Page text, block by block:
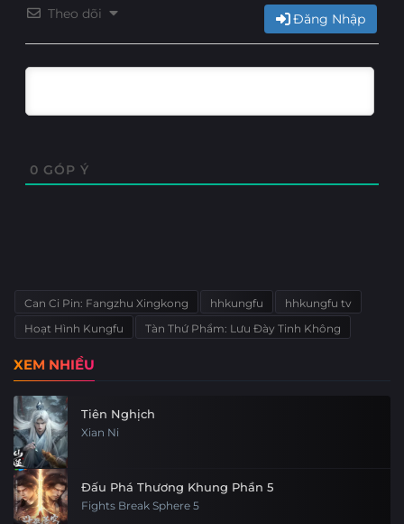
Theo dõi Đăng Nhập
0 GÓP Ý
Can Ci Pin: Fangzhu Xingkong hhkungfu
hhkungfu tv
Hoạt Hình Kungfu
Tàn Thứ Phẩm: Lưu Đày Tinh Không
XEM NHIỀU
Tiên Nghịch
Xian Ni
Đấu Phá Thương Khung Phần 5
Fights Break Sphere 5